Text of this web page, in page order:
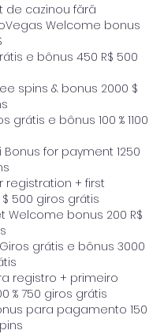
de cazinou fără
Welcome bonus
e bônus 450 R$ 500
spins & bonus 2000 $
grátis e bônus 100 % 1100
Bonus for payment 1250
registration + first
500 giros grátis
Welcome bonus 200 R$
grátis e bônus 3000
registro + primeiro
% 750 giros grátis
para pagamento 150